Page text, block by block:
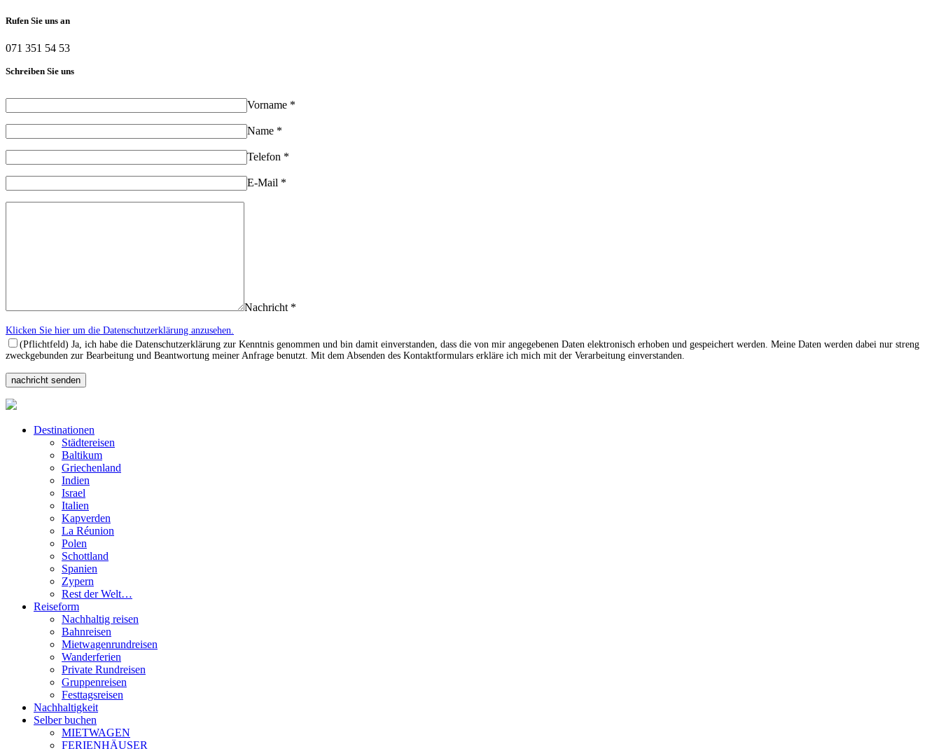
Rufen Sie uns an
071 351 54 53
Schreiben Sie uns
Vorname *
Name *
Telefon *
E-Mail *
Nachricht *
Klicken Sie hier um die Datenschutzerklärung anzusehen.
(Pflichtfeld) Ja, ich habe die Datenschutzerklärung zur Kenntnis genommen und bin damit einverstanden, dass die von mir angegebenen Daten elektronisch erhoben und gespeichert werden. Meine Daten werden dabei nur streng
zweckgebunden zur Bearbeitung und Beantwortung meiner Anfrage benutzt. Mit dem Absenden des Kontaktformulars erkläre ich mich mit der Verarbeitung einverstanden.
Destinationen
Städtereisen
Baltikum
Griechenland
Indien
Israel
Italien
Kapverden
La Réunion
Polen
Schottland
Spanien
Zypern
Rest der Welt…
Reiseform
Nachhaltig reisen
Bahnreisen
Mietwagenrundreisen
Wanderferien
Private Rundreisen
Gruppenreisen
Festtagsreisen
Nachhaltigkeit
Selber buchen
MIETWAGEN
FERIENHÄUSER